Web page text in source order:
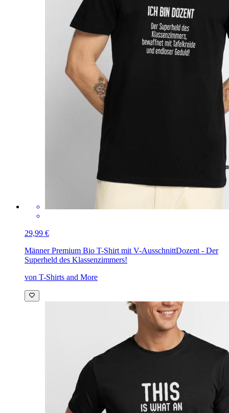
29,99 €
Männer Premium Bio T-Shirt mit V-AusschnittDozent - Der
Superheld des Klassenzimmers!
von T-Shirts and More